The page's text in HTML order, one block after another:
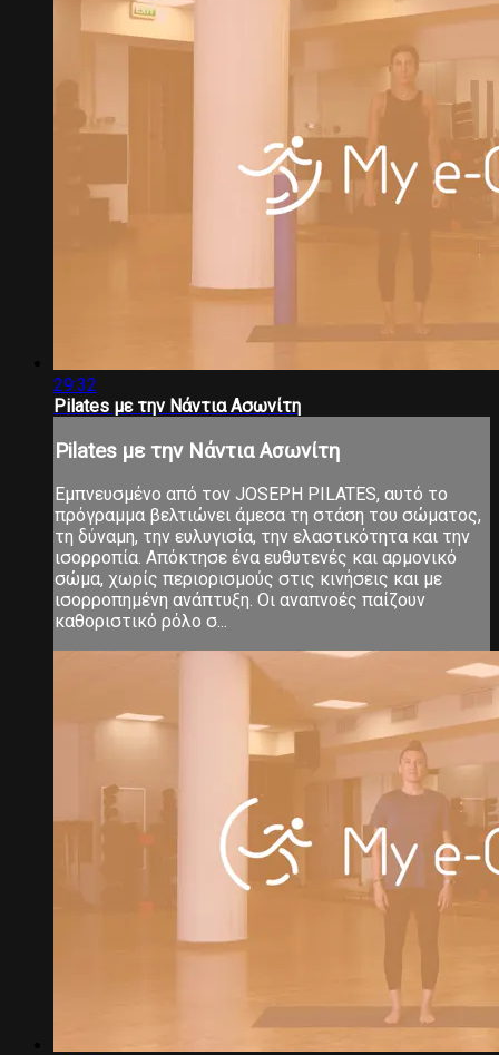
29:32
Pilates με την Νάντια Ασωνίτη
Pilates με την Νάντια Ασωνίτη
Εμπνευσμένο από τον JOSEPH PILATES, αυτό το
πρόγραμμα βελτιώνει άμεσα τη στάση του σώματος,
τη δύναμη, την ευλυγισία, την ελαστικότητα και την
ισορροπία. Απόκτησε ένα ευθυτενές και αρμονικό
σώμα, χωρίς περιορισμούς στις κινήσεις και με
ισορροπημένη ανάπτυξη. Οι αναπνοές παίζουν
καθοριστικό ρόλο σ...